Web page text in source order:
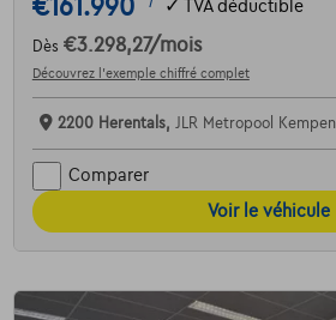
€161.990 ✓ TVA déductible
Dès €3.298,27/mois
Découvrez l’exemple chiffré complet
2200 Herentals, JLR Metropool Kempen
Comparer
Voir le véhicule